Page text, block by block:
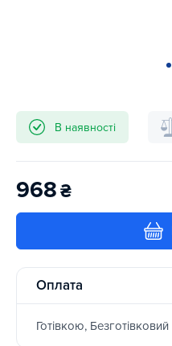
В наявності
968₴
Оплата
Готівкою,